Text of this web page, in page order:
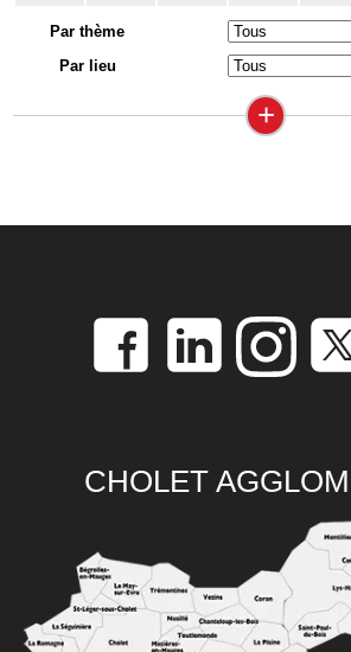
Par thème
Par lieu
+
CHOLET